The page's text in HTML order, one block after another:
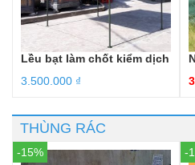
Lều bạt làm chốt kiểm dịch
3.500.000 ₫
THÙNG RÁC
-15% -